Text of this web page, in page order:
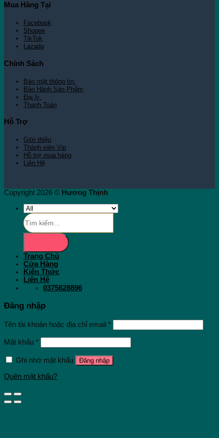
Mua Hàng Tại
Facebook
Shopee
TikTok
Lazada
Chính Sách
Bảo mật thông tin.
Bảo Hành Sản Phẩm
Đại lý.
Thanh Toán
Hỗ Trợ
Giới thiệu
Thành viên Vip
Hỗ trợ mua hàng
Liên Hệ
Copyright 2026 © Hương Thịnh
Tìm
kiếm:
Trang Chủ
Cửa Hàng
Kiến Thức
Liên Hệ
0375628896
Đăng nhập
Tên tài khoản hoặc địa chỉ email *
Mật khẩu *
Ghi nhớ mật khẩu Đăng nhập
Quên mật khẩu?